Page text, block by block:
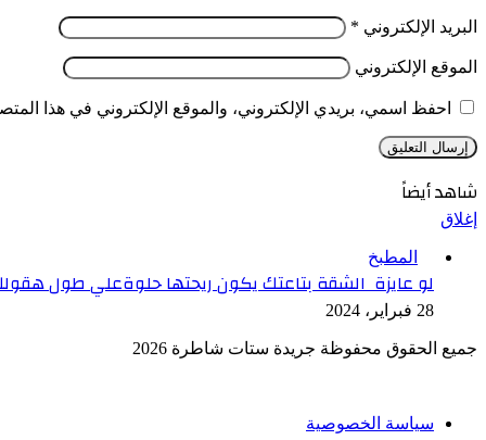
البريد الإلكتروني *
الموقع الإلكتروني
احفظ اسمي، بريدي الإلكتروني، والموقع الإلكتروني في هذا
شاهد أيضاً
إغلاق
المطبخ
لو عايزة الشقة بتاعتك يكون ريحتها حلوةعلي طول
28 فبراير، 2024
جميع الحقوق محفوظة جريدة ستات شاطرة 2026
سياسة الخصوصية